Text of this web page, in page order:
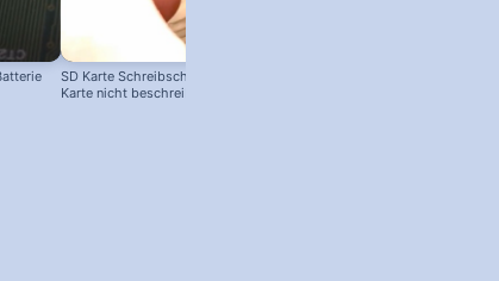
SD Karte Schreibschutz austricksen:
Karte nicht beschreibbar?